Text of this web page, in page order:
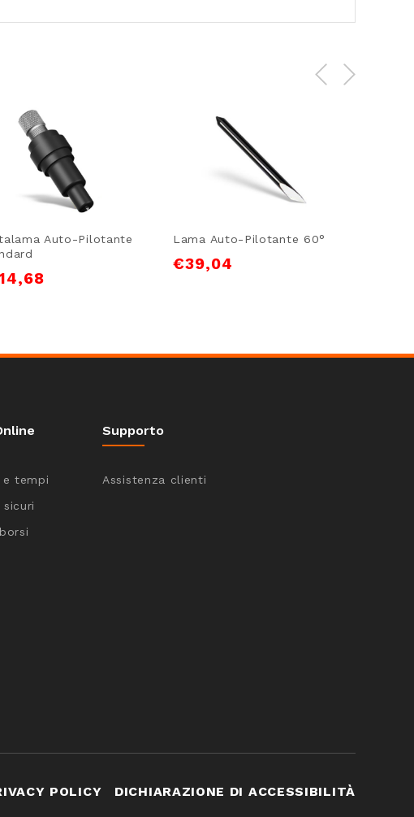
Auto-Pilotante
Lama Auto-Pilotante 60°
€39,04
e tempi
sicuri
Supporto
Assistenza clienti
POLICY DICHIARAZIONE DI ACCESSIBILITÀ